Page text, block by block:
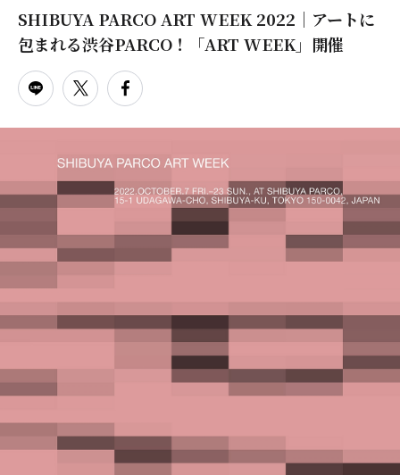
特集
TAX FREE
DELIVERY SERVICES
オンラインストア
リクルート
SHIBUYA PARCO ART WEEK 2022｜アートに
包まれる渋谷PARCO！「ART WEEK」開催